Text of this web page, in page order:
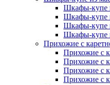
Шкафы-купе
Шкафы-купе
Шкафы-купе
Шкафы-купе
Прихожие с
Прихожие с
Прихожие с
Прихожие с
Прихожие с